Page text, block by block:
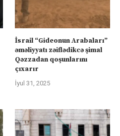
İsrail “Gideonun Arabaları”
əməliyyatı zəiflədikcə şimal
Qəzzadan qoşunlarını
çıxarır
İyul 31, 2025